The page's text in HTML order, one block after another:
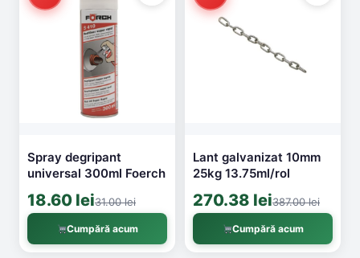
Spray degripant
universal 300ml Foerch
18.60 lei31.00 lei
Cumpără acum
Lant galvanizat 10mm
25kg 13.75ml/rol
270.38 lei387.00 lei
Cumpără acum